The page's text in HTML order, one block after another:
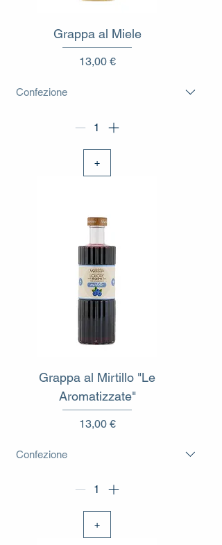
Grappa al Miele
Prezzo
13,00 €
+
Grappa al Mirtillo "Le
Aromatizzate"
Prezzo
13,00 €
+